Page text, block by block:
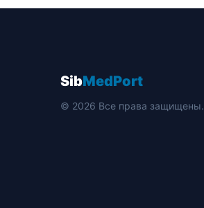
SibMedPort
© 2026 Все права защищены.